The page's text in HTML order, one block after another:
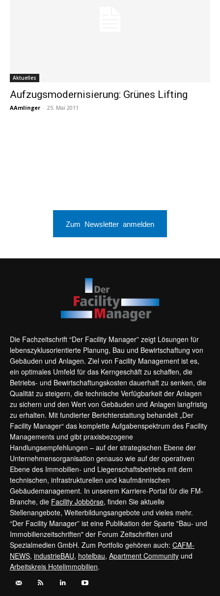
Aktuelles
Aufzugsmodernisierung: Grünes Lifting
AAmlinger - 25. Mai 2011
Zum Newsletter anmelden
Die Fachzeitschrift “Der Facility Manager” zeigt Lösungen für
lebenszyklusorientierte Planung, Bau und Bewirtschaftung von
Gebäuden und Anlagen. Ziel von Facility Management ist es,
ein optimales Umfeld für das Kerngeschäft zu schaffen, die
Betriebs- und Bewirtschaftungskosten dauerhaft zu senken, die
Qualität zu steigern, die technische Verfügbarkeit der Anlagen
zu sichern und den Wert von Gebäuden und Anlagen langfristig
zu erhalten. Mit fundierter Berichterstattung behandelt „Der
Facility Manager“ das komplette Aufgabenspektrum des Facility
Managements und gibt praxisbezogene
Handlungsempfehlungen – auf der strategischen Ebene der
Unternehmensorganisation genauso wie auf der operativen
Ebene des Immobilien- und Liegenschaftsbetriebs mit dem
technischen, infrastrukturellen und kaufmännischen
Gebäudemanagement. In unserem Karriere-Portal für die FM-
Branche, die Facility Jobbörse, finden Sie aktuelle
Stellenangebote, Weiterbildungsangebote und vieles mehr.
“Der Facility Manager” ist eine Publikation der Sparte "Bau- und
Immobilienzeitschriften" der Forum Zeitschriften und
Spezialmedien GmbH. Zum Portfolio gehören auch: CAFM-
NEWS, industrieBAU, hotelbau, Apartment Community und
Arbeitskreis Hotelimmobilien.